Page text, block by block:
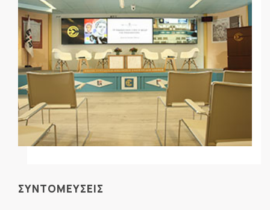
ΣΥΝΤΟΜΕΥΣΕΙΣ